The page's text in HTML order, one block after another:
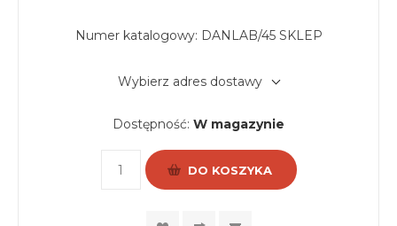
Numer katalogowy: DANLAB/45 SKLEP
Wybierz adres dostawy
Dostępność: W magazynie
DO KOSZYKA